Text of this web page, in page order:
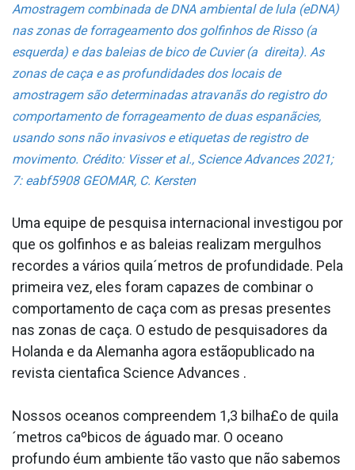
Amostragem combinada de DNA ambiental de lula (eDNA)
nas zonas de forrageamento dos golfinhos de Risso (a
esquerda) e das baleias de bico de Cuvier (a direita). As
zonas de caça e as profundidades dos locais de
amostragem são determinadas atravanãs do registro do
comportamento de forrageamento de duas espanãcies,
usando sons não invasivos e etiquetas de registro de
movimento. Crédito: Visser et al., Science Advances 2021;
7: eabf5908 GEOMAR, C. Kersten
Uma equipe de pesquisa internacional investigou por
que os golfinhos e as baleias realizam mergulhos
recordes a vários quila´metros de profundidade. Pela
primeira vez, eles foram capazes de combinar o
comportamento de caça com as presas presentes
nas zonas de caça. O estudo de pesquisadores da
Holanda e da Alemanha agora estãopublicado na
revista cienta­fica Science Advances .
Nossos oceanos compreendem 1,3 bilha£o de quila
´metros caºbicos de águado mar. O oceano
profundo éum ambiente tão vasto que não sabemos